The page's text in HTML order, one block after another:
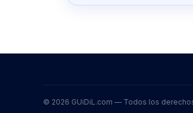
© 2026 GUiDiL.com — Todos los